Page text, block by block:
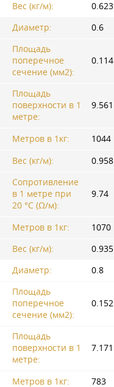
Вес (кг/м):
0.623
Диаметр:
0.6
Площадь
поперечное
сечение (мм2):
0.114
Площадь
поверхности в 1
метре:
9.561
Метров в 1кг:
1044
Вес (кг/м):
0.958
Сопротивление
в 1 метре при
20 °C (Ω/м):
9.74
Метров в 1кг:
1070
Вес (кг/м):
0.935
Диаметр:
0.8
Площадь
поперечное
сечение (мм2):
0.152
Площадь
поверхности в 1
метре:
7.171
Метров в 1кг:
783